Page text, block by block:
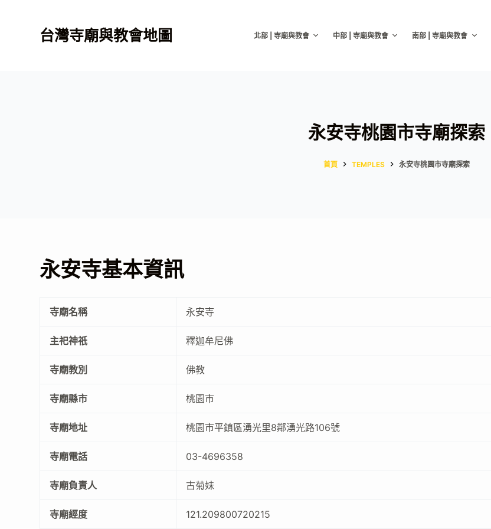
台灣寺廟與教會地圖 北部 | 寺廟與教會 中部 | 寺廟與教會 南部 | 寺廟與教會
永安寺桃園市寺廟探索
首頁 TEMPLES 永安寺桃園市寺廟探索
永安寺基本資訊
寺廟名稱 永安寺
主祀神祇 釋迦牟尼佛
寺廟教別 佛教
寺廟縣市 桃園市
寺廟地址 桃園市平鎮區湧光里8鄰湧光路106號
寺廟電話 03-4696358
寺廟負責人 古菊妹
寺廟經度 121.209800720215